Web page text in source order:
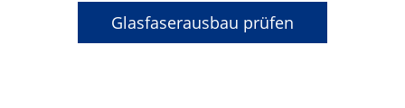
Glasfaserausbau prüfen